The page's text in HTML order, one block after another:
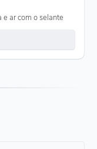
e ar com o selante